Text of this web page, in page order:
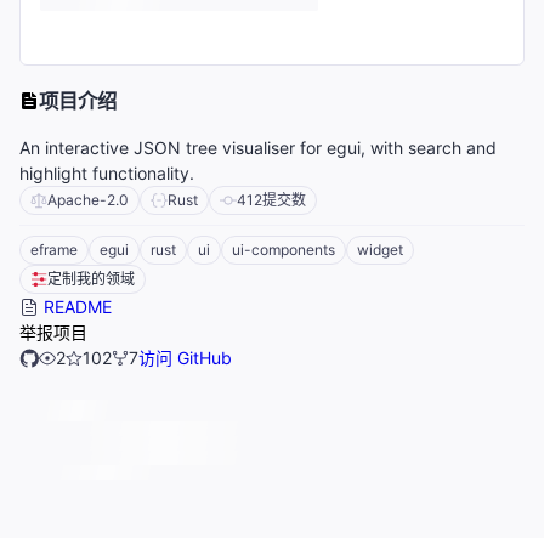
项目介绍
An interactive JSON tree visualiser for egui, with search and
highlight functionality.
Apache-2.0 Rust 412提交数
eframe egui rust ui ui-components
widget
定制我的领域
README
举报项目
2
102 7访问 GitHub